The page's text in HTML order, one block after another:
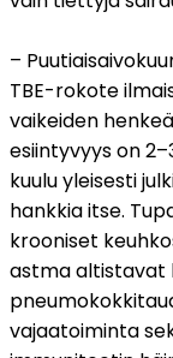
–
TBE-rokote
vaikeiden
esiintyvyys on
kuulu yleisesti
hankkia itse.
krooniset
astma altistavat
vajaatoiminta